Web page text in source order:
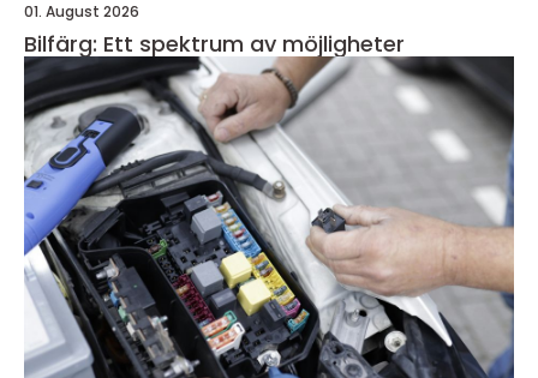
01. August 2026
Bilfärg: Ett spektrum av möjligheter